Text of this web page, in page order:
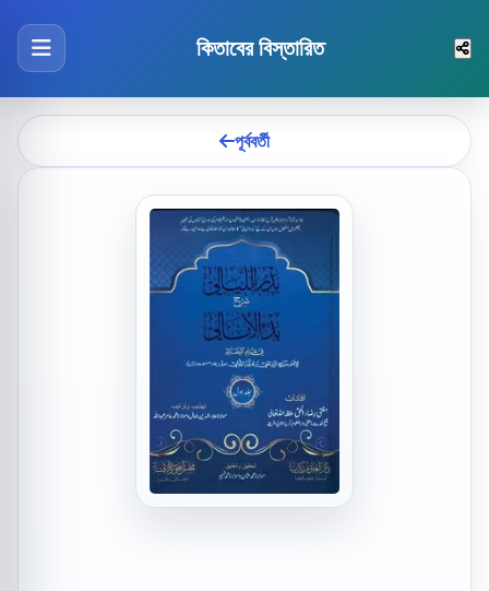
কিতাবের বিস্তারিত
পূর্ববর্তী